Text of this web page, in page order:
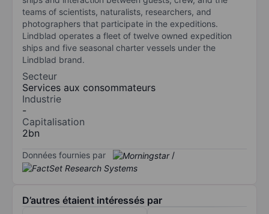
teams of scientists, naturalists, researchers, and
photographers that participate in the expeditions.
Lindblad operates a fleet of twelve owned expedition
ships and five seasonal charter vessels under the
Lindblad brand.
Secteur
Services aux consommateurs
Industrie
-
Capitalisation
2bn
Données fournies par /
D’autres étaient intéressés par